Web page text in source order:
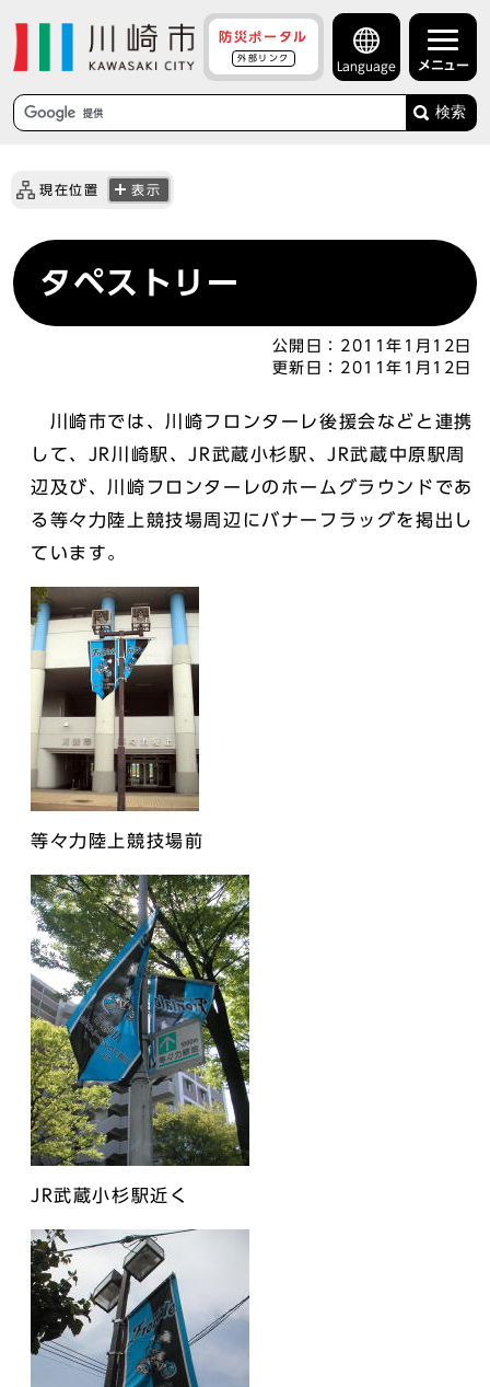
防災ポータル
外部リンク
Language メニュー
検索
現在位置 表示
タペストリー
公開日： 2011年1月12日
更新日： 2011年1月12日
川崎市では、川崎フロンターレ後援会などと連携
して、JR川崎駅、JR武蔵小杉駅、JR武蔵中原駅周
辺及び、川崎フロンターレのホームグラウンドであ
る等々力陸上競技場周辺にバナーフラッグを掲出し
ています。
等々力陸上競技場前
JR武蔵小杉駅近く